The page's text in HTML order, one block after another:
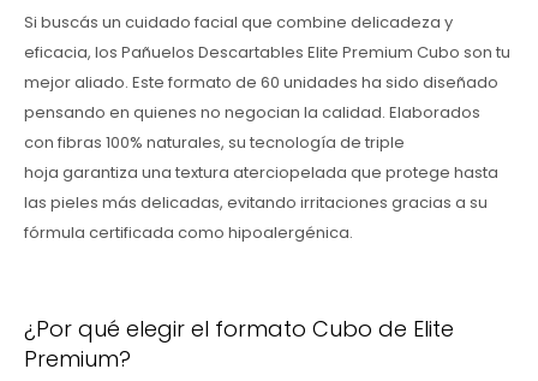
Si buscás un cuidado facial que combine delicadeza y
eficacia, los Pañuelos Descartables Elite Premium Cubo son tu
mejor aliado. Este formato de 60 unidades ha sido diseñado
pensando en quienes no negocian la calidad. Elaborados
con fibras 100% naturales, su tecnología de triple
hoja garantiza una textura aterciopelada que protege hasta
las pieles más delicadas, evitando irritaciones gracias a su
fórmula certificada como hipoalergénica.
¿Por qué elegir el formato Cubo de Elite
Premium?